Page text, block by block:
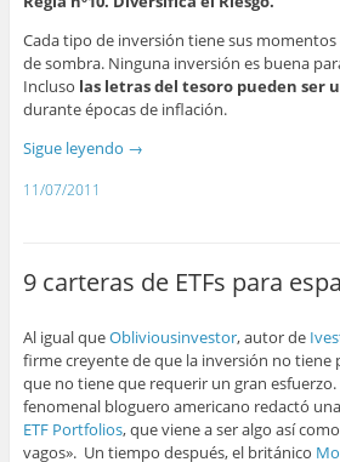
Cada tipo de inversión tiene sus
de sombra. Ninguna inversión es buena
Incluso las letras del tesoro pueden ser
durante épocas de inflación.
Sigue leyendo →
11/07/2011
9 carteras de ETFs para
Al igual queObliviousinvestor, autor de
firme creyente de que la inversión no tiene
que no tiene que requerir un gran esfuerzo.
fenomenal bloguero americano redactó
ETF Portfolios, que viene a ser algo así
vagos». Un tiempo después, el británico